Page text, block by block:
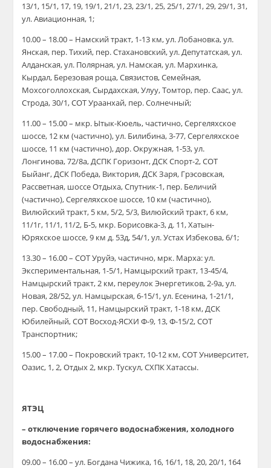
13/1, 15/1, 17, 19, 19/1, 21/1, 23, 23/1, 25, 25/1, 27/1, 29, 29/1, 31,
ул. Авиационная, 1;
10.00 – 18.00 – Намский тракт, 1-13 км, ул. Лобановка, ул.
Янская, пер. Тихий, пер. Стахановский, ул. Депутатская, ул.
Алданская, ул. Полярная, ул. Намская, ул. Мархинка,
Кырдал, Березовая роща, Связистов, Семейная,
Мохсоголлохская, Сырдахская, Улуу, Томтор, пер. Саас, ул.
Строда, 30/1, СОТ Ураанхай, пер. Солнечный;
11.00 – 15.00 – мкр. Ытык-Кюель, частично, Сергеляхское
шоссе, 12 км (частично), ул. Билибина, 3-77, Сергеляхское
шоссе, 11 км (частично), дор. Окружная, 1-53, ул.
Лонгинова, 72/8а, ДСПК Горизонт, ДСК Спорт-2, СОТ
Быйанг, ДСК Победа, Виктория, ДСК Заря, Грэсовская,
Рассветная, шоссе Отдыха, Спутник-1, пер. Беличий
(частично), Сергеляхское шоссе, 10 км (частично),
Вилюйский тракт, 5 км, 5/2, 5/3, Вилюйский тракт, 6 км,
11/1г, 11/1, 11/2, Б-5, мкр. Борисовка-3, д. 11, Хатын-
Юряхское шоссе, 9 км д. 53д, 54/1, ул. Устах Избекова, 6/1;
13.30 – 16.00 – СОТ Уруйэ, частично, мрк. Марха: ул.
Экспериментальная, 1-5/1, Намцырский тракт, 13-45/4,
Намцырский тракт, 2 км, переулок Энергетиков, 2-9а, ул.
Новая, 28/52, ул. Намцырская, 6-15/1, ул. Есенина, 1-21/1,
пер. Свободный, 11, Намцырский тракт, 1-18 км, ДСК
Юбилейный, СОТ Восход-ЯСХИ Ф-9, 13, Ф-15/2, СОТ
Транспортник;
15.00 – 17.00 – Покровский тракт, 10-12 км, СОТ Университет,
Оазис, 1, 2, Отдых 2, мкр. Тускул, СХПК Хатассы.
ЯТЭЦ
– отключение горячего водоснабжения, холодного
водоснабжения:
09.00 – 16.00 – ул. Богдана Чижика, 16, 16/1, 18, 20, 20/1, 164